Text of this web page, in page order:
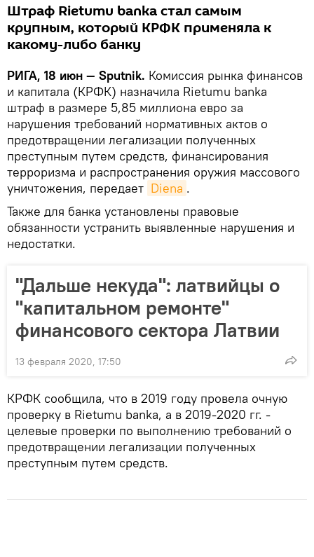
Штраф Rietumu banka стал самым
крупным, который КРФК применяла к
какому-либо банку
РИГА, 18 июн — Sputnik. Комиссия рынка финансов
и капитала (КРФК) назначила Rietumu banka
штраф в размере 5,85 миллиона евро за
нарушения требований нормативных актов о
предотвращении легализации полученных
преступным путем средств, финансирования
терроризма и распространения оружия массового
уничтожения, передает Diena .
Также для банка установлены правовые
обязанности устранить выявленные нарушения и
недостатки.
"Дальше некуда": латвийцы о
"капитальном ремонте"
финансового сектора Латвии
13 февраля 2020, 17:50
КРФК сообщила, что в 2019 году провела очную
проверку в Rietumu banka, а в 2019-2020 гг. -
целевые проверки по выполнению требований о
предотвращении легализации полученных
преступным путем средств.